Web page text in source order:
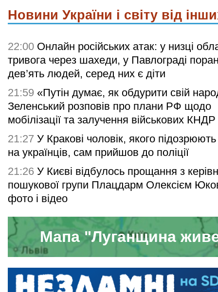
Новини України і світу від
22:00 Онлайн російських атак: у низці
тривога через шахеди, у Павлограді
дев’ять людей, серед них є діти
21:59 «Путін думає, як обдурити свій
Зеленський розповів про плани РФ щодо
мобілізації та залучення військових КНДР
21:27 У Кракові чоловік, якого
на українців, сам прийшов до поліції
21:26 У Києві відбулось прощання з
пошукової групи Плацдарм Олексієм
фото і відео
Мапа "Луганщина